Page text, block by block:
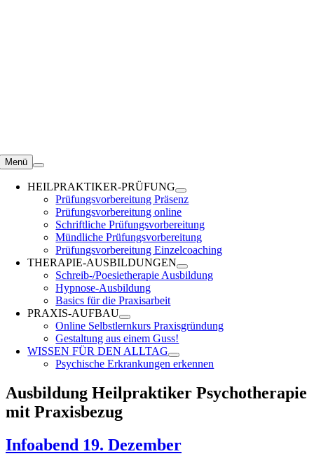
Menü
HEILPRAKTIKER-PRÜFUNG
Prüfungsvorbereitung Präsenz
Prüfungsvorbereitung online
Schriftliche Prüfungsvorbereitung
Mündliche Prüfungsvorbereitung
Prüfungsvorbereitung Einzelcoaching
THERAPIE-AUSBILDUNGEN
Schreib-/Poesietherapie Ausbildung
Hypnose-Ausbildung
Basics für die Praxisarbeit
PRAXIS-AUFBAU
Online Selbstlernkurs Praxisgründung
Gestaltung aus einem Guss!
WISSEN FÜR DEN ALLTAG
Psychische Erkrankungen erkennen
Ausbildung Heilpraktiker Psychotherapie
mit Praxisbezug
Infoabend 19. Dezember